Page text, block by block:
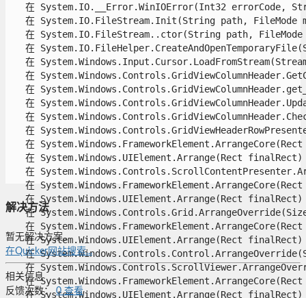
在 System.IO.__Error.WinIOError(Int32 errorCode,
在 System.IO.FileStream.Init(String path,
在 System.IO.FileStream..ctor(String path,
在
在
在
在
在
在
在
在 System.Windows.FrameworkElement.ArrangeCore(Rect
   在 System.Windows.UIElement.Arrange(Rect finalRect)
在
在 System.Windows.FrameworkElement.ArrangeCore(Rect
   在 System.Windows.UIElement.Arrange(Rect finalRect)
在
在 System.Windows.FrameworkElement.ArrangeCore(Rect
   在 System.Windows.UIElement.Arrange(Rect finalRect)
在
在
在 System.Windows.FrameworkElement.ArrangeCore(Rect
   在 System.Windows.UIElement.Arrange(Rect finalRect)
解决方法
暂无解决方案。
在Quicker网站搜索...
相关信息
反馈次数： 0查看